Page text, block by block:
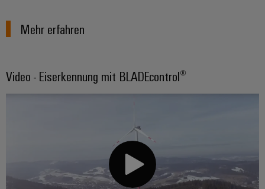
Mehr erfahren
Video - Eiserkennung mit BLADEcontrol®